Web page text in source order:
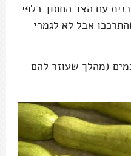
עם הצד החתוך כלפי
אבל לא לגמרי
(מהלך שעוזר להם